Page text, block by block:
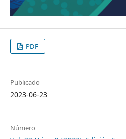
PDF
Publicado
2023-06-23
Número